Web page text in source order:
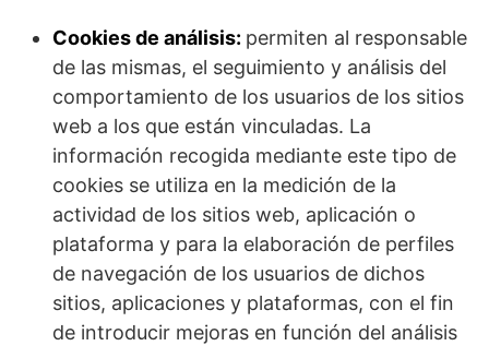
Cookies de análisis: permiten al responsable
de las mismas, el seguimiento y análisis del
comportamiento de los usuarios de los sitios
web a los que están vinculadas. La
información recogida mediante este tipo de
cookies se utiliza en la medición de la
actividad de los sitios web, aplicación o
plataforma y para la elaboración de perfiles
de navegación de los usuarios de dichos
sitios, aplicaciones y plataformas, con el fin
de introducir mejoras en función del análisis